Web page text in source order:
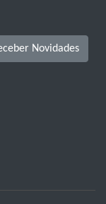
Novidades